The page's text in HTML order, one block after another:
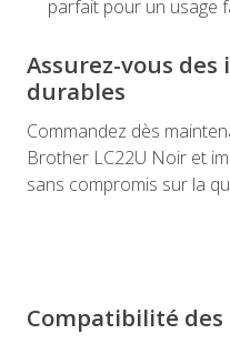
parfait pour un usage
Assurez-vous
durables
Commandez dès
Brother LC22U Noir et
sans compromis sur la
Compatibilité